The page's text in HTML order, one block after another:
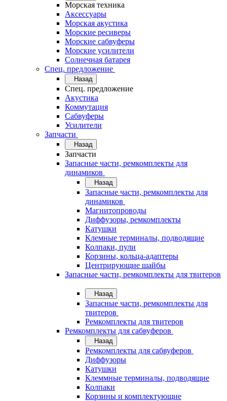
Морская техника
Аксессуары
Морская акустика
Морские ресиверы
Морские сабвуферы
Морские усилители
Солнечная батарея
Спец. предложение
Назад
Спец. предложение
Акустика
Коммутация
Сабвуферы
Усилители
Запчасти
Назад
Запчасти
Запасные части, ремкомплекты для
динамиков
Назад
Запасные части, ремкомплекты для
динамиков
Магнитопроводы
Диффузоры, ремкомплекты
Катушки
Клемные терминалы, подводящие
Колпаки, пули
Корзины, кольца-адаптеры
Центрирующие шайбы
Запасные части, ремкомплекты для твитеров
Назад
Запасные части, ремкомплекты для
твитеров
Ремкомплекты для твитеров
Ремкомплекты для сабвуферов
Назад
Ремкомплекты для сабвуферов
Диффузоры
Катушки
Клеммные терминалы, подводящие
Колпаки
Корзины и комплектующие